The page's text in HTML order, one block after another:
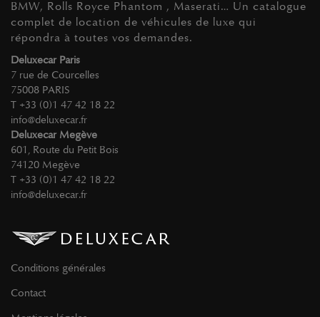
BMW, Rolls Royce Phantom , Maserati… Un catalogue
complet de location de véhicules de luxe qui
répondra à toutes vos demandes.
Deluxecar Paris
7 rue de Courcelles
75008 PARIS
T +33 (0)1 47 42 18 22
info@deluxecar.fr
Deluxecar Megève
601, Route du Petit Bois
74120 Megève
T +33 (0)1 47 42 18 22
info@deluxecar.fr
Conditions générales
Contact